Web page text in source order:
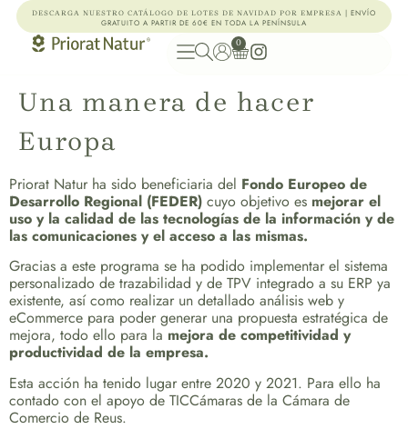
DESCARGA NUESTRO CATÁLOGO DE LOTES DE NAVIDAD POR EMPRESA | ENVÍO
GRATUITO A PARTIR DE 60€ EN TODA LA PENÍNSULA
0
Una manera de hacer
Europa
Priorat Natur ha sido beneficiaria del Fondo Europeo de
Desarrollo Regional (FEDER) cuyo objetivo es mejorar el
uso y la calidad de las tecnologías de la información y de
las comunicaciones y el acceso a las mismas.
Gracias a este programa se ha podido implementar el sistema
personalizado de trazabilidad y de TPV integrado a su ERP ya
existente, así como realizar un detallado análisis web y
eCommerce para poder generar una propuesta estratégica de
mejora, todo ello para la mejora de competitividad y
productividad de la empresa.
Esta acción ha tenido lugar entre 2020 y 2021. Para ello ha
contado con el apoyo de TICCámaras de la Cámara de
Comercio de Reus.